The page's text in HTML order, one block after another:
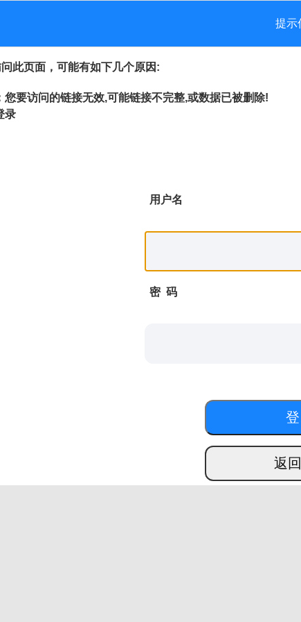
提示
此页面，可能有如下几个原因:
您要访问的链接无效,可能链接不完整,或数据已被删除!
录
用户名
密 码